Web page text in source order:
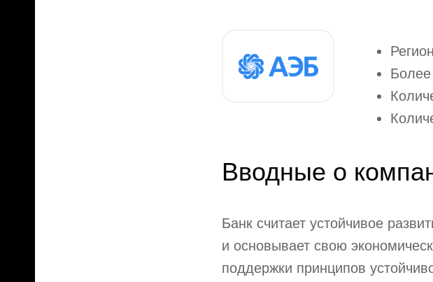
Вводные о
Банк считает устойчивое
и основывает свою
поддержки принципов